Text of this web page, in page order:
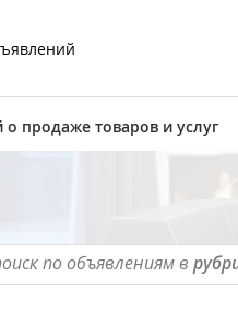
продаже товаров и услуг
по объявлениям в